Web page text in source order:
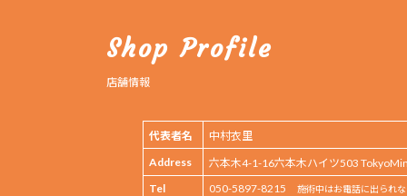
Shop Profile
店舗情報
代表者名
中村衣里
Address
六本木4-1-16六本木ハイツ503
Tel
050-5897-8215 施術中はお電話に出られ